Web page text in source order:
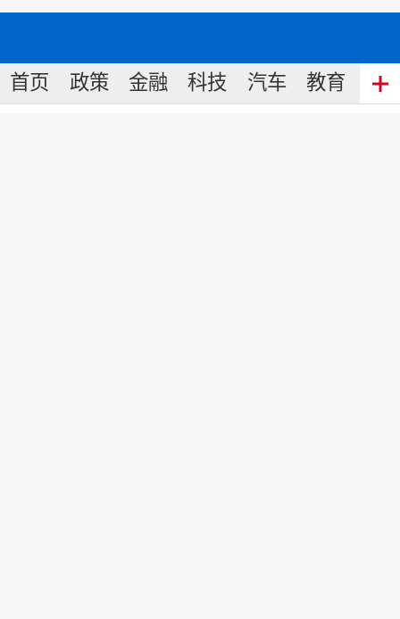
首页 政策 金融 科技 汽车 教育 食